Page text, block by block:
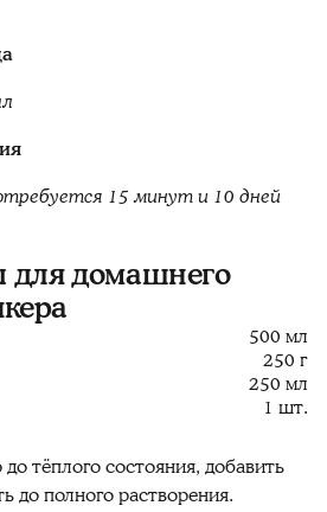
15 минут и 10 дней
для домашнего
500 мл
250 г
250 мл
1 шт.
тёплого состояния, добавить
до полного растворения.